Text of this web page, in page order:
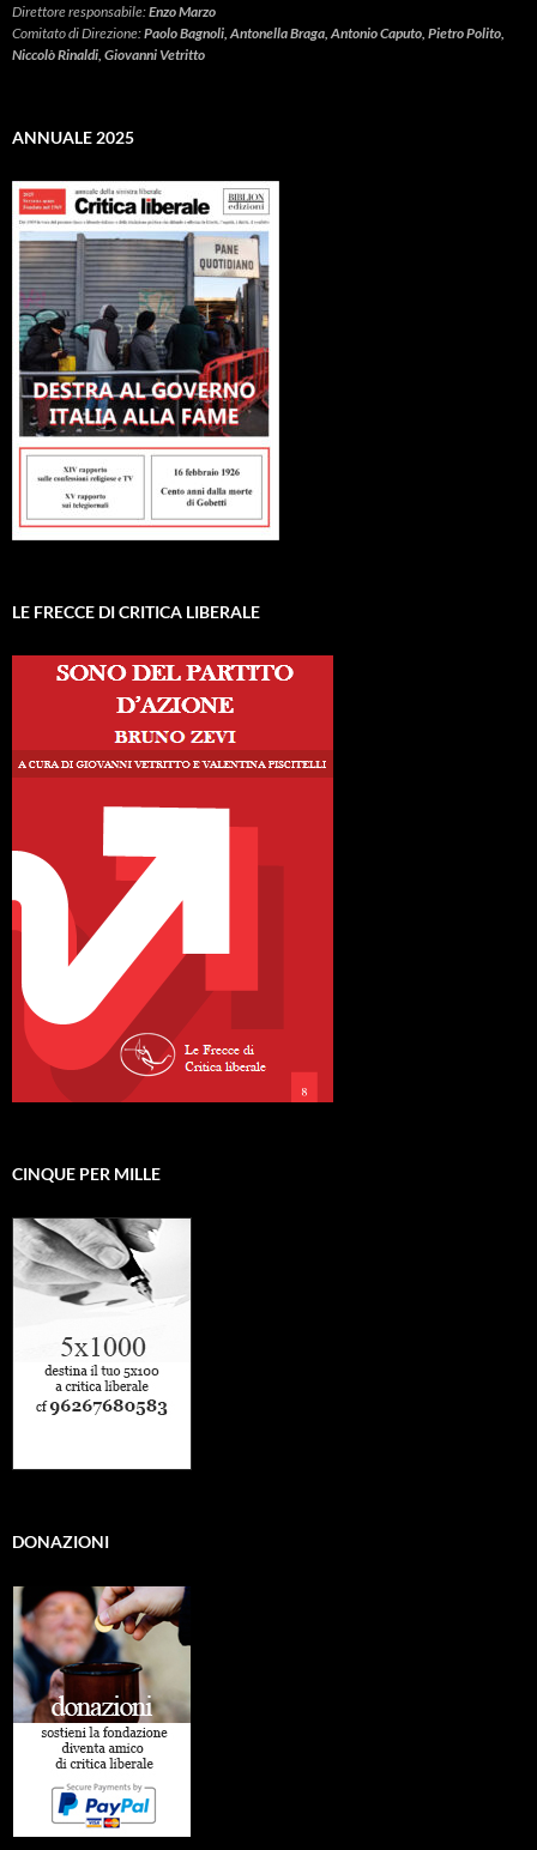
Direttore responsabile:Enzo Marzo
Comitato di Direzione:Paolo Bagnoli, Antonella Braga, Antonio Caputo, Pietro Polito,
Niccolò Rinaldi, Giovanni Vetritto
ANNUALE 2025
LE FRECCE DI CRITICA LIBERALE
CINQUE PER MILLE
DONAZIONI